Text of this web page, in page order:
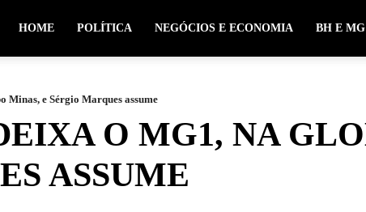
HOME POLÍTICA NEGÓCIOS E ECONOMIA BH E MG
Minas, e Sérgio Marques assume
O MG1, NA
ASSUME